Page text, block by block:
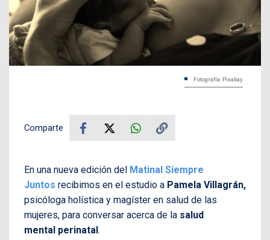
Fotografía: Pixabay
Comparte
En una nueva edición del Matinal Siempre
Juntos recibimos en el estudio a Pamela Villagrán,
psicóloga holística y magíster en salud de las
mujeres, para conversar acerca de la salud
mental perinatal .